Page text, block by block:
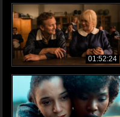
01:52:24